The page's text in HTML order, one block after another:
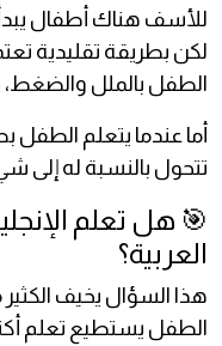
للأسف هناك أطفال
لكن بطريقة تقليدية
الطفل بالملل والضغط،
أما عندما يتعلم الطفل
تتحول بالنسبة له إلى
🎯 هل تعلم
العربية؟
هذا السؤال يخيف
الطفل يستطيع تعلم